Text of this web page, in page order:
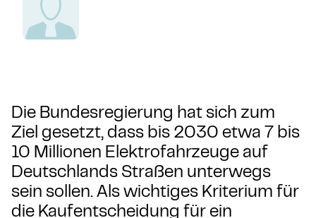
Die Bundesregierung hat sich zum
Ziel gesetzt, dass bis 2030 etwa 7 bis
10 Millionen Elektrofahrzeuge auf
Deutschlands Straßen unterwegs
sein sollen. Als wichtiges Kriterium für
die Kaufentscheidung für ein